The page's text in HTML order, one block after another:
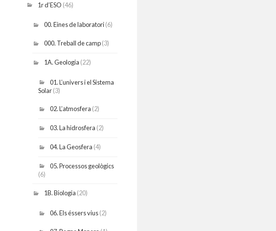
1r d’ESO (46)
00. Eines de laboratori(6)
000. Treball de camp(3)
1A. Geologia (22)
01. L’univers i el Sistema
Solar(3)
02. L’atmosfera (2)
03. La hidrosfera (2)
04. La Geosfera (4)
05. Processos geològics
(6)
1B. Biologia (20)
06. Els éssers vius(2)